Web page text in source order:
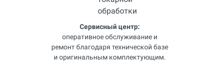
Сервисный центр:
оперативное обслуживание и
ремонт благодаря технической базе
и оригинальным комплектующим.